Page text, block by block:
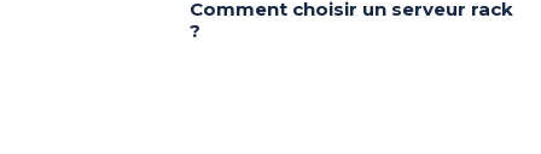
Comment choisir un serveur rack
?